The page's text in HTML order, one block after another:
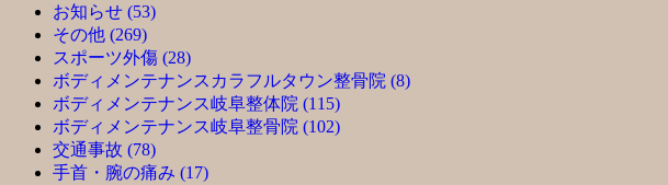
お知らせ (53)
その他 (269)
スポーツ外傷 (28)
ボディメンテナンスカラフルタウン整骨院 (8)
ボディメンテナンス岐阜整体院 (115)
ボディメンテナンス岐阜整骨院 (102)
交通事故 (78)
手首・腕の痛み (17)